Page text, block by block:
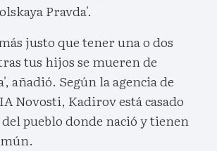
Pravda'.
justo que tener una o dos
tus hijos se mueren de
añadió. Según la agencia de
Novosti, Kadirov está casado
pueblo donde nació y tienen